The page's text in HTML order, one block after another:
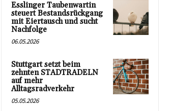
Esslinger Taubenwartin
steuert Bestandsrückgang
mit Eiertausch und sucht
Nachfolge
06.05.2026
Stuttgart setzt beim
zehnten STADTRADELN
auf mehr
Alltagsradverkehr
05.05.2026